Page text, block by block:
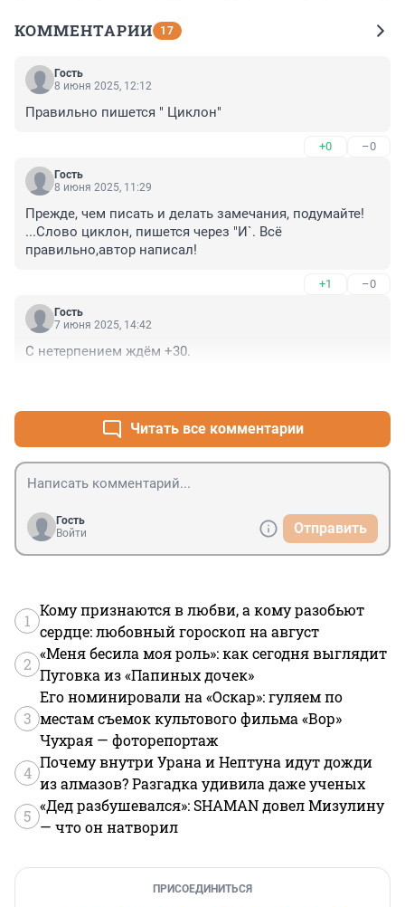
КОММЕНТАРИИ 17
Гость
8 июня 2025, 12:12
Правильно пишется " Циклон"
+0 –0
Гость
8 июня 2025, 11:29
Прежде, чем писать и делать замечания, подумайте!
...Слово циклон, пишется через "И`. Всё
правильно,автор написал!
+1 –0
Гость
7 июня 2025, 14:42
С нетерпением ждём +30.
Читать все комментарии
Гость
Войти
Отправить
1
Кому признаются в любви, а кому разобьют
сердце: любовный гороскоп на август
2
«Меня бесила моя роль»: как сегодня выглядит
Пуговка из «Папиных дочек»
3
Его номинировали на «Оскар»: гуляем по
местам съемок культового фильма «Вор»
Чухрая — фоторепортаж
4
Почему внутри Урана и Нептуна идут дожди
из алмазов? Разгадка удивила даже ученых
5
«Дед разбушевался»: SHAMAN довел Мизулину
— что он натворил
ПРИСОЕДИНИТЬСЯ